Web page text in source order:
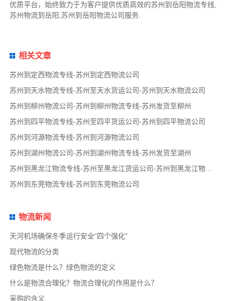
优质平台，始终致力于为客户提供优质高效的苏州到岳阳物流专线,
苏州物流到岳阳,苏州到岳阳物流公司服务.
相关文章
苏州到定西物流专线-苏州到定西物流公司
苏州到天水物流专线-苏州至天水货运公司-苏州到天水物流公司
苏州到柳州物流公司-苏州到柳州物流专线-苏州发货至柳州
苏州到四平物流专线-苏州至四平货运公司-苏州到四平物流公司
苏州到河源物流专线-苏州到河源物流公司
苏州到湖州物流公司-苏州到湖州物流专线-苏州发货至湖州
苏州到黑龙江物流专线-苏州至黑龙江货运公司-苏州到黑龙江物流公司
苏州到东莞物流专线-苏州到东莞物流公司
物流新闻
天河机场确保冬季运行安全“四个强化”
现代物流的分类
绿色物流是什么？绿色物流的定义
什么是物流合理化？物流合理化的作用是什么？
采购的含义